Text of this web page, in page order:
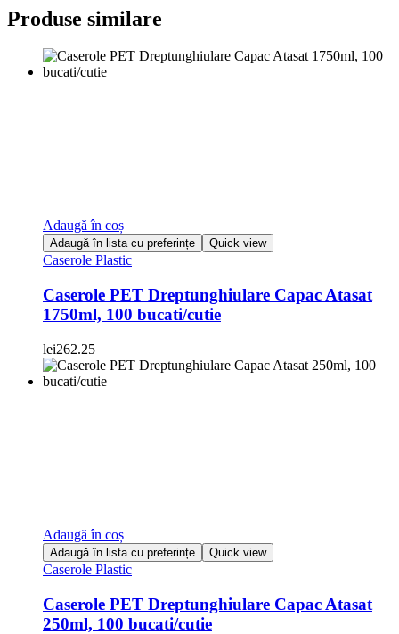
Produse similare
Adaugă în coș
Adaugă în lista cu preferințe Quick view
Caserole Plastic
Caserole PET Dreptunghiulare Capac Atasat
1750ml, 100 bucati/cutie
lei262.25
Adaugă în coș
Adaugă în lista cu preferințe Quick view
Caserole Plastic
Caserole PET Dreptunghiulare Capac Atasat
250ml, 100 bucati/cutie